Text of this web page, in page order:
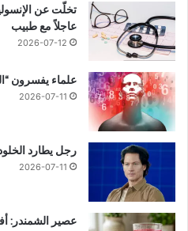
تخلّت عن
عاجلاً مع طبيب
2026-07-12
علماء يفسرون
2026-07-11
رجل يطارد
2026-07-11
عصير